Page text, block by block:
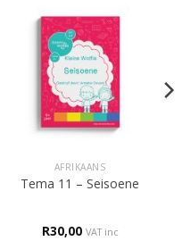
AFRIKAANS
Tema 11 – Seisoene
R30,00 VAT inc